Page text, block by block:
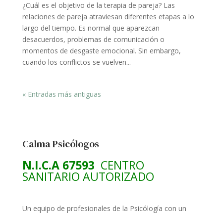
¿Cuál es el objetivo de la terapia de pareja? Las
relaciones de pareja atraviesan diferentes etapas a lo
largo del tiempo. Es normal que aparezcan
desacuerdos, problemas de comunicación o
momentos de desgaste emocional. Sin embargo,
cuando los conflictos se vuelven...
« Entradas más antiguas
Calma Psicólogos
N.I.C.A 67593 CENTRO
SANITARIO AUTORIZADO
Un equipo de profesionales de la Psicólogía con un